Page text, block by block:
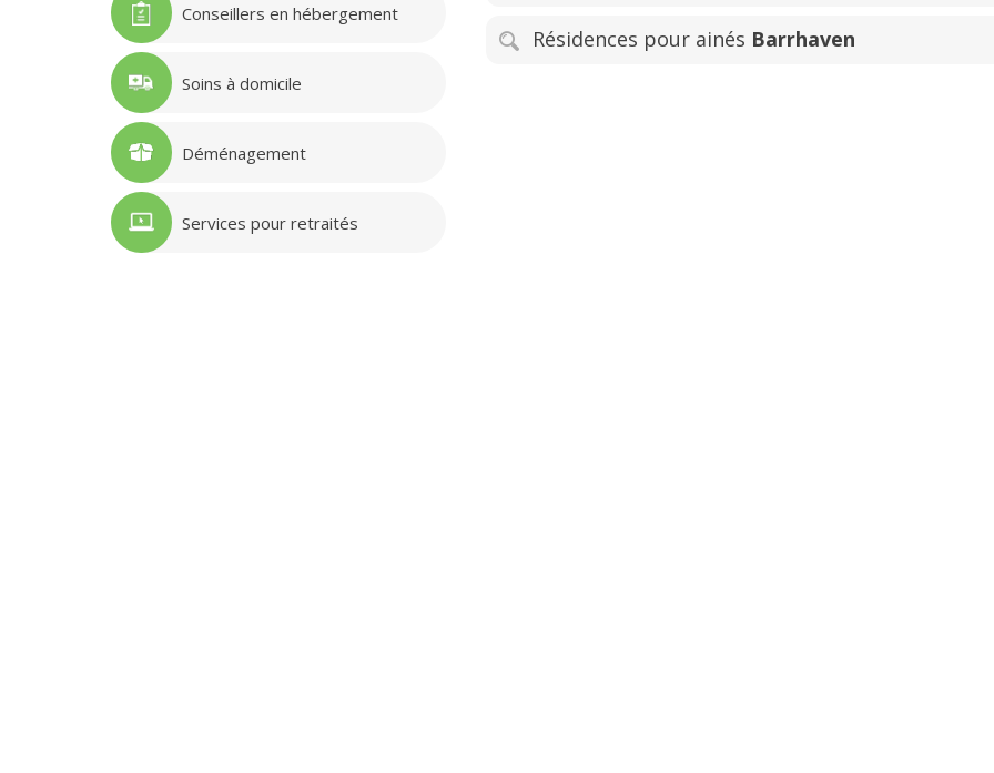
Conseillers en hébergement
Soins à domicile
Déménagement
Services pour retraités
Résidences pour ainés Barrhaven